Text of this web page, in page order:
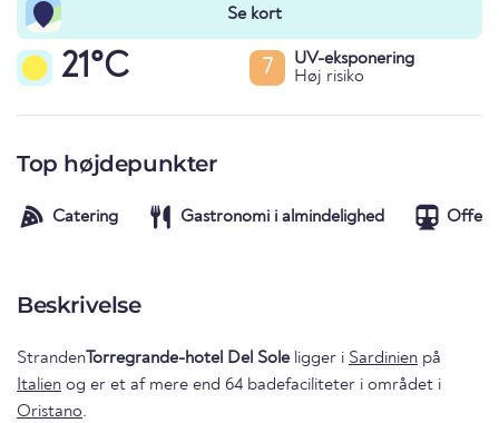
Se kort
21°C 7
UV-eksponering
Høj risiko
Top højdepunkter
Catering Gastronomi i almindelighed
Beskrivelse
StrandenTorregrande-hotel Del Sole ligger i Sardinien på
Italien og er et af mere end 64 badefaciliteter i området i
Oristano.